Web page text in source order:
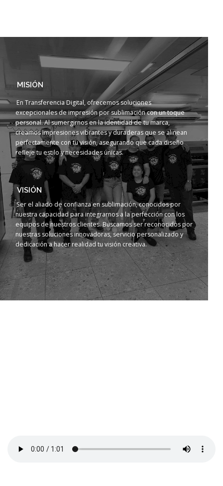
MISIÓN
En Transferencia Digital, ofrecemos soluciones
excepcionales de impresión por sublimación con un toque
personal. Al sumergirnos en la identidad de tu marca,
creamos impresiones vibrantes y duraderas que se alinean
perfectamente con tu visión, asegurando que cada diseño
refleje tu estilo y necesidades únicas.
VISIÓN
Ser el aliado de confianza en sublimación, conocidos por
nuestra capacidad para integrarnos a la perfección con los
equipos de nuestros clientes. Buscamos ser reconocidos por
nuestras soluciones innovadoras, servicio personalizado y
dedicación a hacer realidad tu visión creativa.